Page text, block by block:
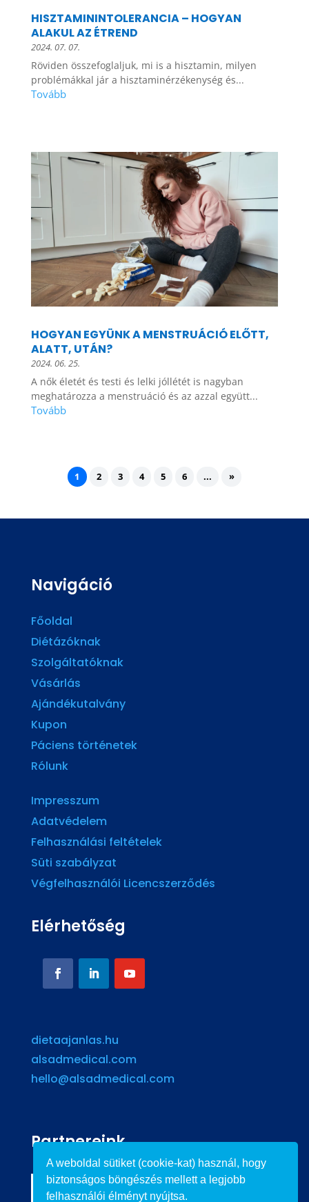
HISZTAMININTOLERANCIA – HOGYAN
ALAKUL AZ ÉTREND
2024. 07. 07.
Röviden összefoglaljuk, mi is a hisztamin, milyen
problémákkal jár a hisztaminérzékenység és...
HOGYAN EGYÜNK A MENSTRUÁCIÓ ELŐTT,
ALATT, UTÁN?
2024. 06. 25.
A nők életét és testi és lelki jóllétét is nagyban
meghatározza a menstruáció és az azzal együtt...
1 2 3 4 5 6 ... »
Navigáció
Főoldal
Diétázóknak
Szolgáltatóknak
Vásárlás
Ajándékutalvány
Kupon
Páciens történetek
Rólunk
Impresszum
Adatvédelem
Felhasználási feltételek
Süti szabályzat
Végfelhasználói Licencszerződés
Elérhetőség
dietaajanlas.hu
alsadmedical.com
hello@alsadmedical.com
Partnereink
A weboldal sütiket (cookie-kat) használ, hogy
biztonságos böngészés mellett a legjobb
felhasználói élményt nyújtsa.